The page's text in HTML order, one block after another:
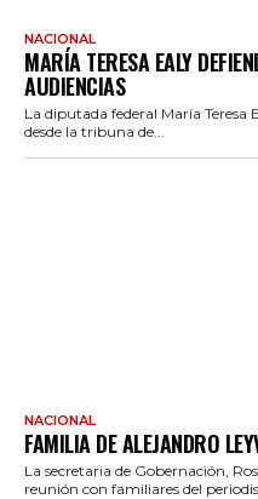
NACIONAL
MARÍA TERESA EALY
AUDIENCIAS
La diputada federal María Teresa
desde la tribuna de...
NACIONAL
FAMILIA DE ALEJANDRO
La secretaria de Gobernación,
reunión con familiares del